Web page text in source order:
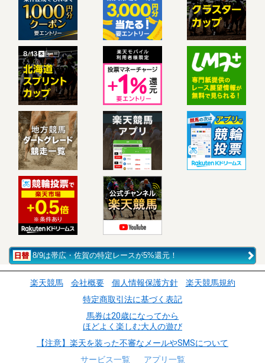
8/9は帯広・佐賀の特定レースが5%還元！
楽天競馬 会社概要 個人情報保護方針
楽天競馬規約
特定商取引法に基づく表記
馬券は20歳になってから
ほどよく楽しむ大人の遊び
【注意】楽天を装った不審なメールやSMSについて
サービス一覧
アプリ一覧